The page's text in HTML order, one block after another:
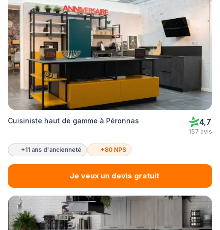
Cuisiniste haut de gamme à Péronnas 4,7
157 avis
+11 ans d'ancienneté +80 NPS
Je veux un devis gratuit